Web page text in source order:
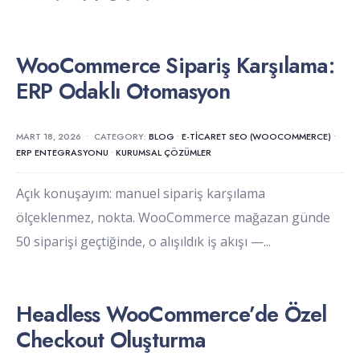
WooCommerce Sipariş Karşılama:
ERP Odaklı Otomasyon
MART 18, 2026 • CATEGORY: BLOG • E-TICARET SEO (WOOCOMMERCE) •
ERP ENTEGRASYONU • KURUMSAL ÇÖZÜMLER
Açık konuşayım: manuel sipariş karşılama
ölçeklenmez, nokta. WooCommerce mağazan günde
50 siparişi geçtiğinde, o alışıldık iş akışı —...
Headless WooCommerce’de Özel
Checkout Oluşturma